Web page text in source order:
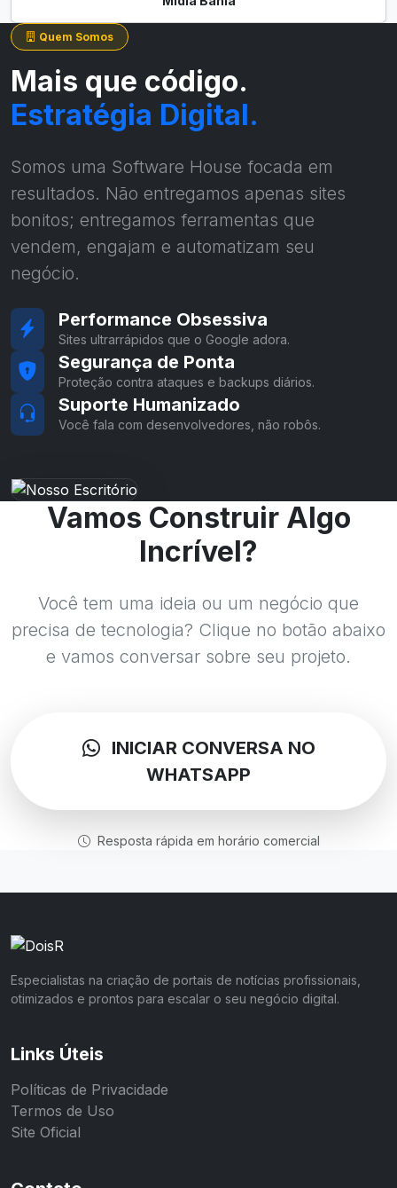
Mídia Bahia
Quem Somos
Mais que código.
Estratégia Digital.
Somos uma Software House focada em
resultados. Não entregamos apenas sites
bonitos; entregamos ferramentas que
vendem, engajam e automatizam seu
negócio.
Performance Obsessiva
Sites ultrarrápidos que o Google adora.
Segurança de Ponta
Proteção contra ataques e backups diários.
Suporte Humanizado
Você fala com desenvolvedores, não robôs.
Vamos Construir Algo
Incrível?
Você tem uma ideia ou um negócio que
precisa de tecnologia? Clique no botão abaixo
e vamos conversar sobre seu projeto.
INICIAR CONVERSA NO
WHATSAPP
Resposta rápida em horário comercial
Especialistas na criação de portais de notícias profissionais,
otimizados e prontos para escalar o seu negócio digital.
Links Úteis
Políticas de Privacidade
Termos de Uso
Site Oficial